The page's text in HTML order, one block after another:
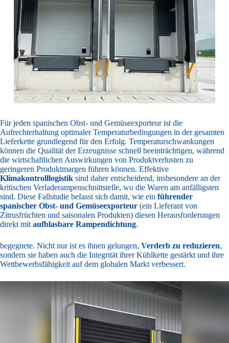
Für jeden spanischen Obst- und Gemüseexporteur ist die
Aufrechterhaltung optimaler Temperaturbedingungen in der gesamten
Lieferkette grundlegend für den Erfolg. Temperaturschwankungen
können die Qualität der Erzeugnisse schnell beeinträchtigen, während
die wirtschaftlichen Auswirkungen von Produktverlusten zu
geringeren Produktmargen führen können. Effektive
Klimakontrolllogistik sind daher entscheidend, insbesondere an der
kritischen Verladerampenschnittstelle, wo die Waren am anfälligsten
sind. Diese Fallstudie befasst sich damit, wie ein führender
spanischer Obst- und Gemüseexporteur (ein Lieferant von
Zitrusfrüchten und saisonalen Produkten) diesen Herausforderungen
direkt mit aufblasbare Rampendichtung.
begegnete. Nicht nur ist es ihnen gelungen, Verderb zu reduzieren,
sondern sie haben auch die Integrität ihrer Kühlkette gestärkt und ihre
Wettbewerbsfähigkeit auf dem globalen Markt verbessert.